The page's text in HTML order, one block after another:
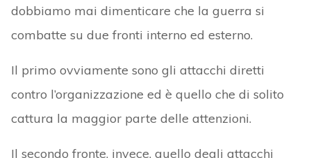
dobbiamo mai dimenticare che la guerra si
combatte su due fronti interno ed esterno.
Il primo ovviamente sono gli attacchi diretti
contro l’organizzazione ed è quello che di solito
cattura la maggior parte delle attenzioni.
Il secondo fronte, invece, quello degli attacchi